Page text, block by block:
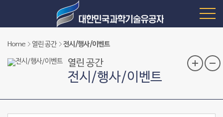
Home 열린 공간 전시/행사/이벤트
열린 공간
전시/행사/이벤트